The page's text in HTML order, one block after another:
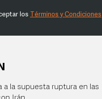
los Términos y Condiciones
a la supuesta ruptura en las